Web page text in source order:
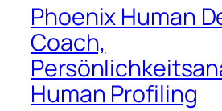
Phoenix Human
Coach,
Human Profiling